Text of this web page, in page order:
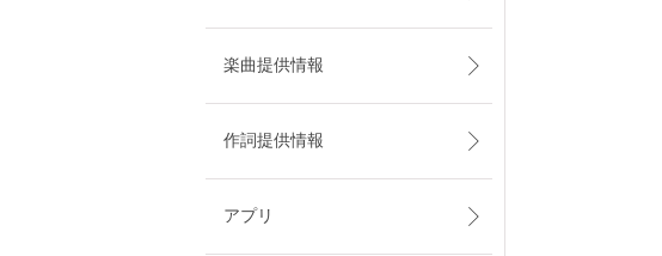
楽曲提供情報
作詞提供情報
アプリ